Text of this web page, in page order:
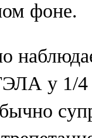
фоне.
у 1/4